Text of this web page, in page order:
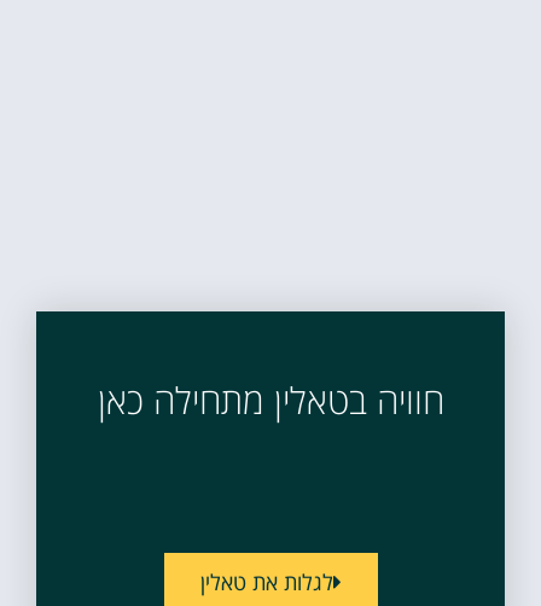
חוויה בטאלין מתחילה כאן
לגלות את טאלין